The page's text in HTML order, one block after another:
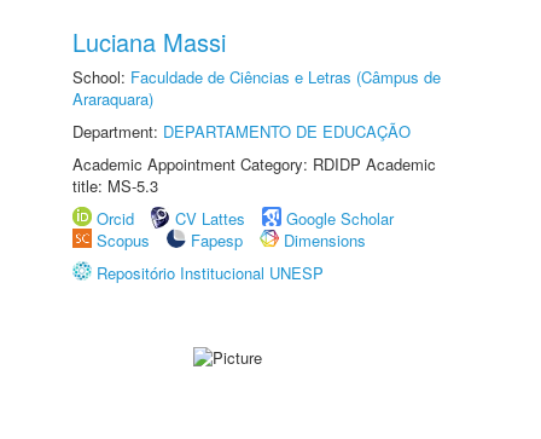
Luciana Massi
School: Faculdade de Ciências e Letras (Câmpus de
Araraquara)
Department: DEPARTAMENTO DE EDUCAÇÃO
Academic Appointment Category: RDIDP Academic
title: MS-5.3
Orcid
CV Lattes
Google Scholar
Scopus
Fapesp
Dimensions
Repositório Institucional UNESP